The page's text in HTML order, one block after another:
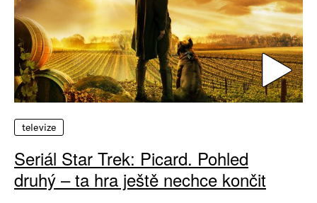
televize
Seriál Star Trek: Picard. Pohled
druhý – ta hra ještě nechce končit